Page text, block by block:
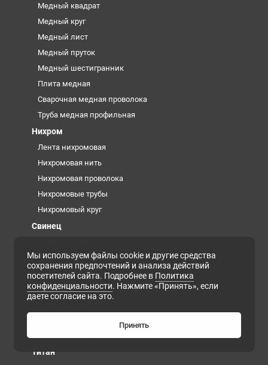
Медный квадрат
Медный круг
Медный лист
Медный пруток
Медный шестигранник
Плита медная
Сварочная медная проволока
Труба медная профильная
Нихром
Лента нихромовая
Нихромовая нить
Нихромовая проволока
Нихромовые трубы
Нихромовый круг
Свинец
Дробь свинцовая
Кирпич свинцовый
Лист свинцовый
Титан
Мы используем файлы cookie и другие средства
сохранения предпочтений и анализа действий
посетителей сайта. Подробнее в Политика
конфиденциальности. Нажмите «Принять», если
даете согласие на это.
Принять